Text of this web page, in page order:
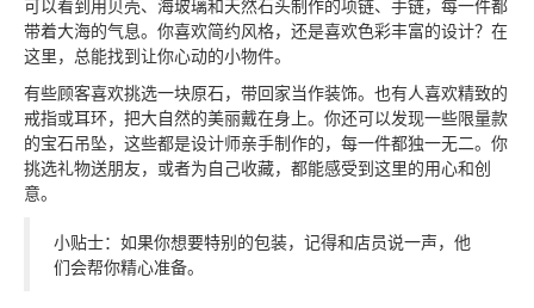
带着大海的气息。你喜欢简约风格，还是喜欢色彩丰富的设计？在
这里，总能找到让你心动的小物件。
有些顾客喜欢挑选一块原石，带回家当作装饰。也有人喜欢精致的
戒指或耳环，把大自然的美丽戴在身上。你还可以发现一些限量款
的宝石吊坠，这些都是设计师亲手制作的，每一件都独一无二。你
挑选礼物送朋友，或者为自己收藏，都能感受到这里的用心和创
意。
小贴士：如果你想要特别的包装，记得和店员说一声，他
们会帮你精心准备。